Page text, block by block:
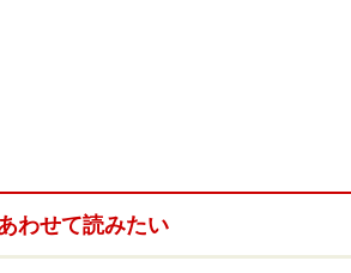
予約変更不可の航空券を購入してい
ンセル料を支払いすることにもなり
ということで、キャンセル料も高く
わせて読みたい